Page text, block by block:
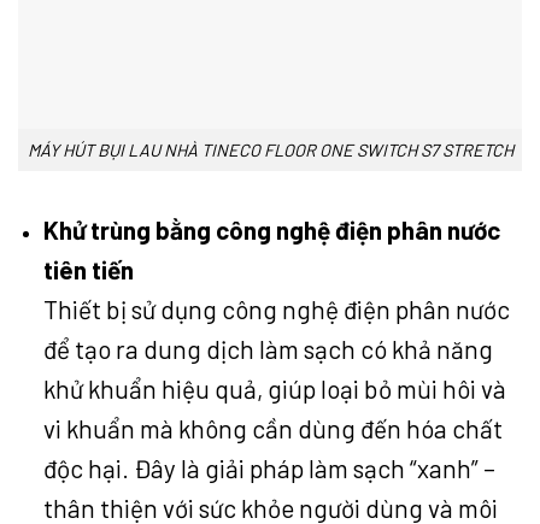
MÁY HÚT BỤI LAU NHÀ TINECO FLOOR ONE SWITCH S7 STRETCH
Khử trùng bằng công nghệ điện phân nước
tiên tiến
Thiết bị sử dụng công nghệ điện phân nước
để tạo ra dung dịch làm sạch có khả năng
khử khuẩn hiệu quả, giúp loại bỏ mùi hôi và
vi khuẩn mà không cần dùng đến hóa chất
độc hại. Đây là giải pháp làm sạch “xanh” –
thân thiện với sức khỏe người dùng và môi